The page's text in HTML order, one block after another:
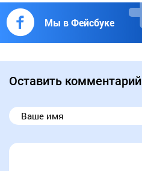
Мы в Фейсбуке
Оставить комментарий